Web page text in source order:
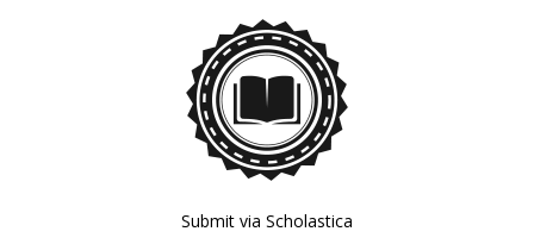
Submit via Scholastica